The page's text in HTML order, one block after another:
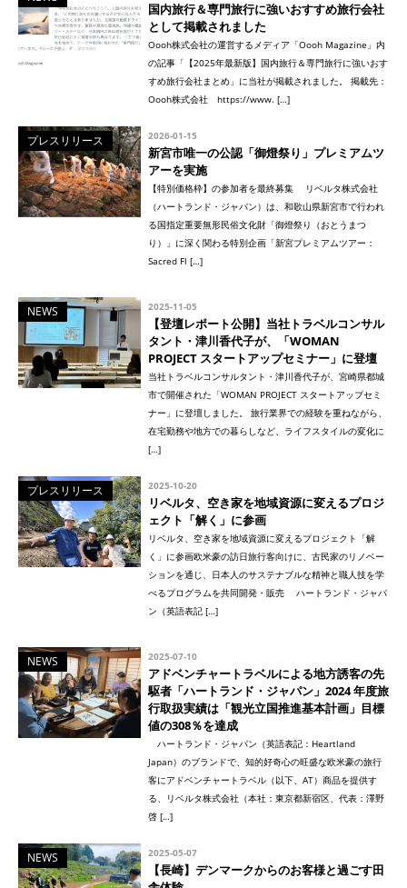
国内旅行＆専門旅行に強いおすすめ旅行会社
として掲載されました
Oooh株式会社の運営するメディア「Oooh Magazine」内
の記事「【2025年最新版】国内旅行＆専門旅行に強いおす
すめ旅行会社まとめ」に当社が掲載されました。 掲載先：
Oooh株式会社 https://www. […]
プレスリリース 2026-01-15
新宮市唯一の公認「御燈祭り」プレミアムツ
アーを実施
【特別価格枠】の参加者を最終募集 リベルタ株式会社
（ハートランド・ジャパン）は、和歌山県新宮市で行われ
る国指定重要無形民俗文化財「御燈祭り（おとうまつ
り）」に深く関わる特別企画「新宮プレミアムツアー：
Sacred Fl […]
NEWS 2025-11-05
【登壇レポート公開】当社トラベルコンサル
タント・津川香代子が、「WOMAN
PROJECT スタートアップセミナー」に登壇
当社トラベルコンサルタント・津川香代子が、宮崎県都城
市で開催された「WOMAN PROJECT スタートアップセミ
ナー」に登壇しました。 旅行業界での経験を重ねながら、
在宅勤務や地方での暮らしなど、ライフスタイルの変化に
[…]
プレスリリース 2025-10-20
リベルタ、空き家を地域資源に変えるプロジ
ェクト「解く」に参画
リベルタ、空き家を地域資源に変えるプロジェクト「解
く」に参画欧米豪の訪日旅行客向けに、古民家のリノベー
ションを通じ、日本人のサステナブルな精神と職人技を学
べるプログラムを共同開発・販売 ハートランド・ジャパ
ン（英語表記 […]
NEWS 2025-07-10
アドベンチャートラベルによる地方誘客の先
駆者「ハートランド・ジャパン」2024 年度旅
行取扱実績は「観光立国推進基本計画」目標
値の308％を達成
ハートランド・ジャパン（英語表記：Heartland
Japan）のブランドで、知的好奇心の旺盛な欧米豪の旅行
客にアドベンチャートラベル（以下、AT）商品を提供す
る、リベルタ株式会社（本社：東京都新宿区、代表：澤野
啓 […]
NEWS 2025-05-07
【長崎】デンマークからのお客様と過ごす田